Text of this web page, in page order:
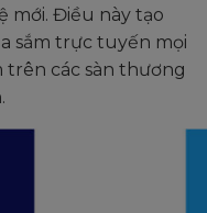
mới. Điều này tạo
sắm trực tuyến mọi
trên các sàn thương